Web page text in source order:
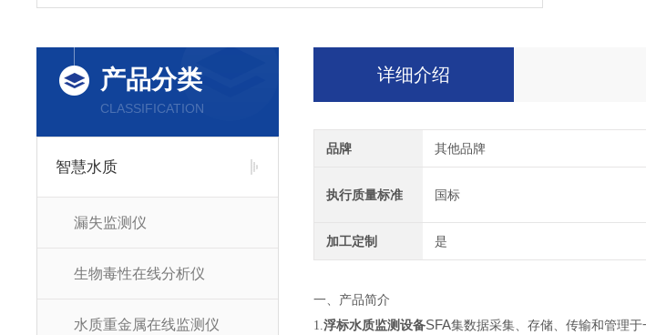
产品分类
CLASSIFICATION
智慧水质
漏失监测仪
生物毒性在线分析仪
水质重金属在线监测仪
详细介绍
品牌 其他品牌
执行质量标准 国标
加工定制 是
一、产品简介
1.浮标水质监测设备SFA集数据采集、存储、传输和管理